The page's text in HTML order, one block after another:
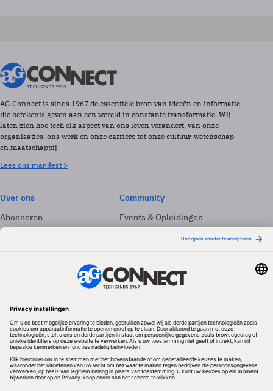
AG Connect is sinds 1967 de essentiële bron van ideeën en informatie
die betekenis geven aan een wereld in constante transformatie. Wij
laten zien hoe tech elk aspect van ons leven verandert, van onze
organisaties, ons werk en onze carrière tot onze cultuur, wetenschap
en maatschappij.
Lees ons manifest >
Over ons
Abonneren
Adverteren
Community
Events & Opleidingen
Nieuwsbrieven
Volg ons
Redactionele partner